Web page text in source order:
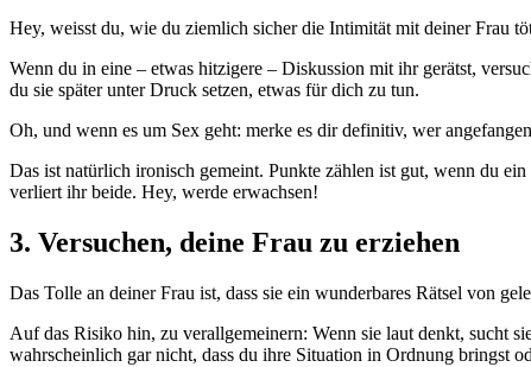
Hey, weisst du, wie du ziemlich sicher die Intimität mit deiner Frau
Wenn du in eine – etwas hitzigere – Diskussion mit ihr gerätst,
du sie später unter Druck setzen, etwas für dich zu tun.
Oh, und wenn es um Sex geht: merke es dir definitiv, wer
Das ist natürlich ironisch gemeint. Punkte zählen ist gut, wenn du
verliert ihr beide. Hey, werde erwachsen!
3. Versuchen, deine Frau zu erziehen
Das Tolle an deiner Frau ist, dass sie ein wunderbares Rätsel von
Auf das Risiko hin, zu verallgemeinern: Wenn sie laut denkt, sucht
wahrscheinlich gar nicht, dass du ihre Situation in Ordnung bringst